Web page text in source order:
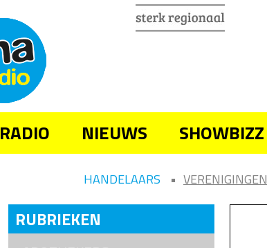
RADIO NIEUWS SHOWBIZZ
HANDELAARS VERENIGINGEN
RUBRIEKEN